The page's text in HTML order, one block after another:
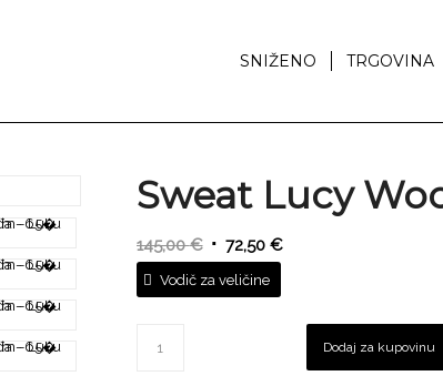
SNIŽENO TRGOVINA
Sweat Lucy
145,00€ Izvorna
cijena
bila
72,50 €Trenutna
72,50 €.
Vodič za veličine
Dodaj za kupovinu